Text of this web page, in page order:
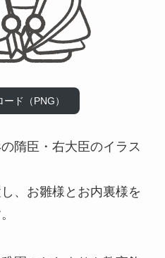
ード（PNG）
隋臣・右大臣のイラス
、お雛様とお内裏様を